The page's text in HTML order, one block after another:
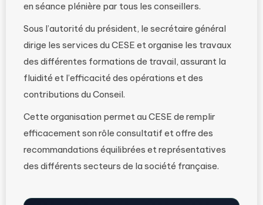
en séance plénière par tous les conseillers.
Sous l’autorité du président, le secrétaire général
dirige les services du CESE et organise les travaux
des différentes formations de travail, assurant la
fluidité et l’efficacité des opérations et des
contributions du Conseil.
Cette organisation permet au CESE de remplir
efficacement son rôle consultatif et offre des
recommandations équilibrées et représentatives
des différents secteurs de la société française.